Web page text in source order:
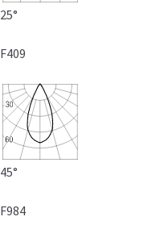
25°
F409
45°
F984